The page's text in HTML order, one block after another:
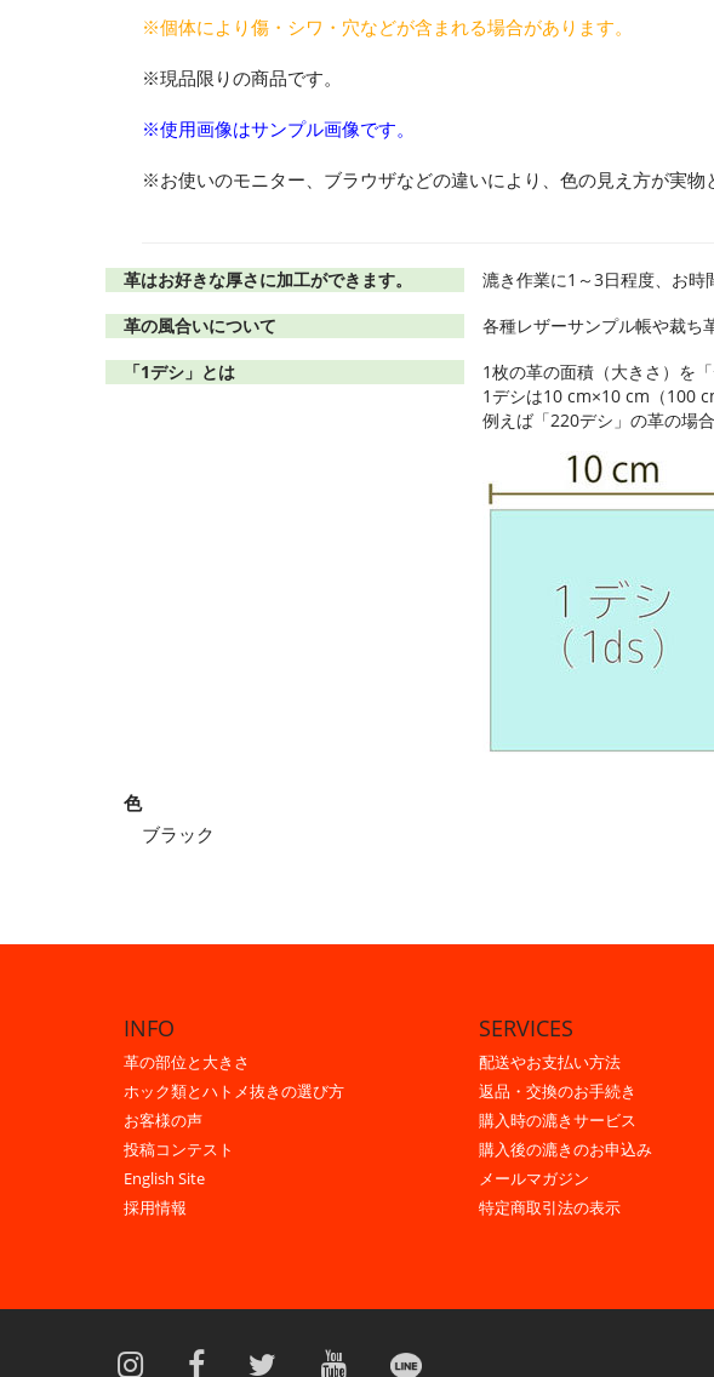
※個体により傷・シワ・穴などが含まれる場合があります。
※現品限りの商品です。
※使用画像はサンプル画像です。
※お使いのモニター、ブラウザなどの違いにより、色の見え方が実物
革はお好きな厚さに加工ができます。
漉き作業に1～3日程度、お時
革の風合いについて
各種レザーサンプル帳や裁ち
「1デシ」とは
1枚の革の面積（大きさ）を
1デシは10 cm×10 cm（100
例えば「220デシ」の革の場
色
ブラック
INFO
革の部位と大きさ
ホック類とハトメ抜きの選び方
お客様の声
投稿コンテスト
English Site
採用情報
SERVICES
配送やお支払い方法
返品・交換のお手続き
購入時の漉きサービス
購入後の漉きのお申込み
メールマガジン
特定商取引法の表示